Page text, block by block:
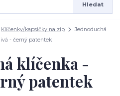
Hledat
Klíčenky/kapsičky na zip
Jednoduchá
- černý patentek
klíčenka -
patentek